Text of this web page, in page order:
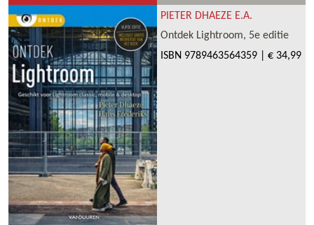
PIETER DHAEZE E.A.
Ontdek Lightroom, 5e editie
ISBN 9789463564359 € 34,99